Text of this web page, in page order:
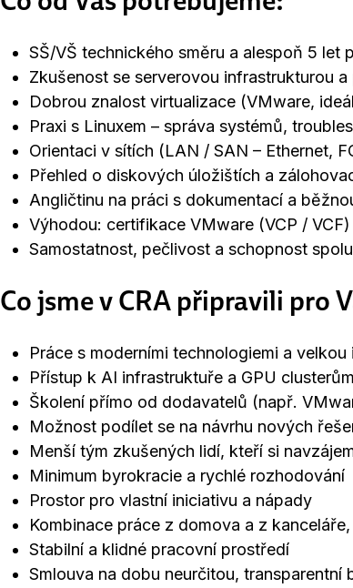
SŠ/VŠ technického směru a alespoň 5 let
Zkušenost se serverovou infrastrukturou
Dobrou znalost virtualizace (VMware,
Praxi s Linuxem – správa systémů,
Orientaci v sítích (LAN / SAN – Ethernet,
Přehled o diskových úložištích a
Angličtinu na práci s dokumentací a
Výhodou: certifikace VMware (VCP / VCF)
Samostatnost, pečlivost a schopnost
Co jsme v CRA připravili pro
Práce s moderními technologiemi a
Přístup k AI infrastruktuře a GPU
Školení přímo od dodavatelů (např.
Možnost podílet se na návrhu nových
Menší tým zkušených lidí, kteří si
Minimum byrokracie a rychlé rozhodování
Prostor pro vlastní iniciativu a nápady
Kombinace práce z domova a z
Stabilní a klidné pracovní prostředí
Smlouva na dobu neurčitou, transparentní